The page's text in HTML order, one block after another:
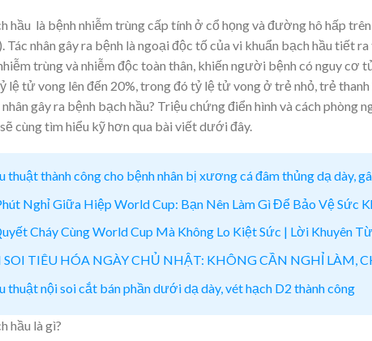
hầu là bệnh nhiễm trùng cấp tính ở cổ họng và đường hô hấp
Tác nhân gây ra bệnh là ngoại độc tố của vi khuẩn bạch hầu tiết
trùng và nhiễm độc toàn thân, khiến người bệnh có nguy cơ
lệ tử vong lên đến 20%, trong đó tỷ lệ tử vong ở trẻ nhỏ, trẻ thanh
nhân gây ra bệnh bạch hầu? Triệu chứng điển hình và cách phòng
cùng tìm hiểu kỹ hơn qua bài viết dưới đây.
thuật thành công cho bệnh nhân bị xương cá đâm thủng dạ dày,
Nghỉ Giữa Hiệp World Cup: Bạn Nên Làm Gì Để Bảo Vệ Sức
Cháy Cùng World Cup Mà Không Lo Kiệt Sức | Lời Khuyên
SOI TIÊU HÓA NGÀY CHỦ NHẬT: KHÔNG CẦN NGHỈ LÀM,
thuật nội soi cắt bán phần dưới dạ dày, vét hạch D2 thành công
hầu là gì?